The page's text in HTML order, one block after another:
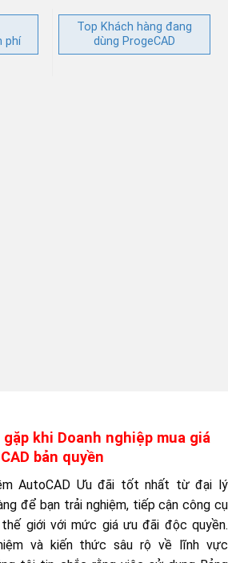
phí
Top Khách hàng đang
dùng ProgeCAD
khi Doanh nghiệp mua giá
bản quyền
AutoCAD Ưu đãi tốt nhất từ đại lý
để bạn trải nghiệm, tiếp cận công cụ
giới với mức giá ưu đãi độc quyền.
và kiến thức sâu rộ về lĩnh vực